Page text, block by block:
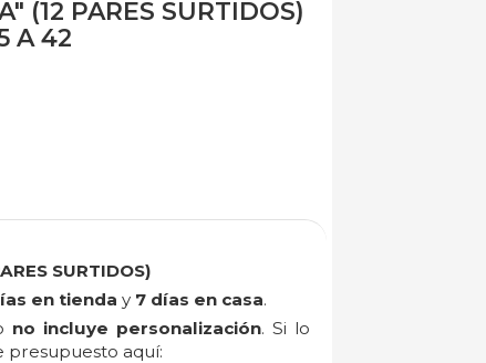
(12 PARES SURTIDOS)
A 42
SURTIDOS)
en tienda y 7 días en casa.
no incluye personalización. Si lo
presupuesto aquí: